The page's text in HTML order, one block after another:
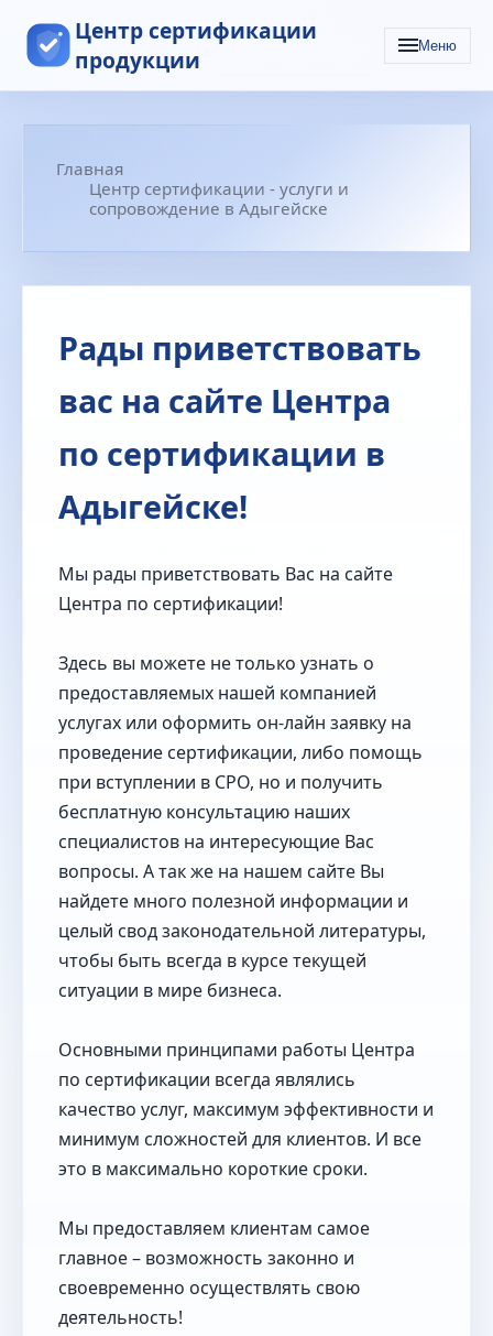
Центр сертификации
продукции
Меню
Главная
Центр сертификации - услуги и
сопровождение в Адыгейске
Рады приветствовать
вас на сайте Центра
по сертификации в
Адыгейске!
Мы рады приветствовать Вас на сайте
Центра по сертификации!
Здесь вы можете не только узнать о
предоставляемых нашей компанией
услугах или оформить он-лайн заявку на
проведение сертификации, либо помощь
при вступлении в СРО, но и получить
бесплатную консультацию наших
специалистов на интересующие Вас
вопросы. А так же на нашем сайте Вы
найдете много полезной информации и
целый свод законодательной литературы,
чтобы быть всегда в курсе текущей
ситуации в мире бизнеса.
Основными принципами работы Центра
по сертификации всегда являлись
качество услуг, максимум эффективности и
минимум сложностей для клиентов. И все
это в максимально короткие сроки.
Мы предоставляем клиентам самое
главное – возможность законно и
своевременно осуществлять свою
деятельность!